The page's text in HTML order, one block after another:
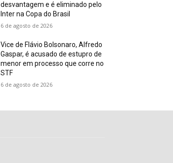
desvantagem e é eliminado pelo
Inter na Copa do Brasil
6 de agosto de 2026
Vice de Flávio Bolsonaro, Alfredo
Gaspar, é acusado de estupro de
menor em processo que corre no
STF
6 de agosto de 2026